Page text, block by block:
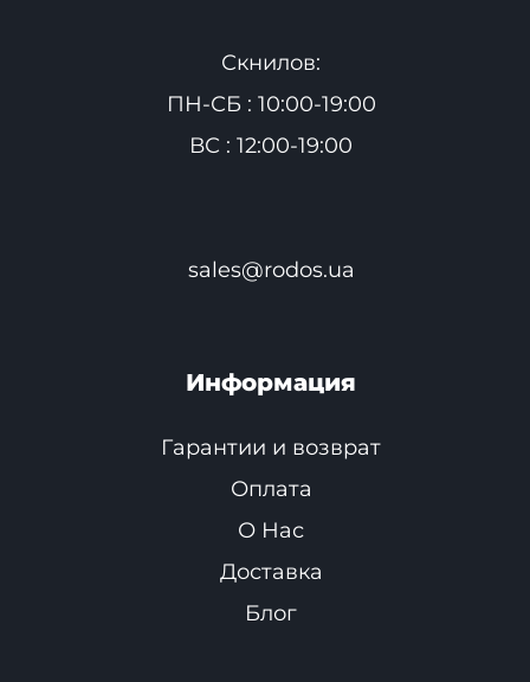
Скнилов:
ПН-СБ : 10:00-19:00
ВС : 12:00-19:00
sales@rodos.ua
Информация
Гарантии и возврат
Оплата
О Нас
Доставка
Блог